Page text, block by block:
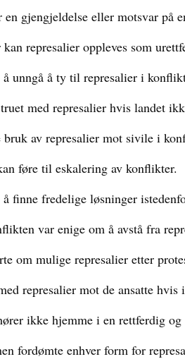
en gjengjeldelse eller motsvar på
represalier oppleves som
unngå å ty til represalier i
med represalier hvis landet
av represalier mot sivile i
føre til eskalering av konflikter.
finne fredelige løsninger
var enige om å avstå fra
om mulige represalier etter
represalier mot de ansatte
ikke hjemme i en rettferdig
fordømte enhver form for